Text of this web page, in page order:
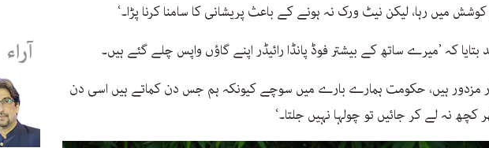
میں رہا، لیکن نیٹ ورک نہ ہونے کے باعث پریشانی کا سامنا کرنا پڑا۔‘
بتایا کہ ’میرے ساتھ کے بیشتر فوڈ پانڈا رائیڈر اپنے گاؤں واپس چلے گئے ہیں۔
مزدور ہیں، حکومت ہمارے بارے میں سوچے کیونکہ ہم جس دن کماتے ہیں اسی دن
کچھ نہ لے کر جائیں تو چولہا نہیں جلتا۔‘
آراء